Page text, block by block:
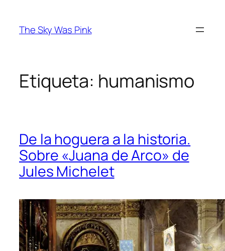
contenido
The Sky Was Pink
Etiqueta: humanismo
De la hoguera a la historia.
Sobre «Juana de Arco» de
Jules Michelet